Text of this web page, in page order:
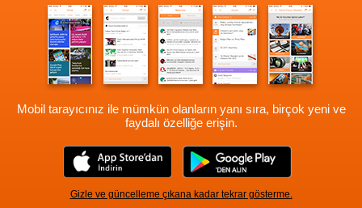
Mobil tarayıcınız ile mümkün olanların yanı sıra, birçok yeni ve
faydalı özelliğe erişin.
Gizle ve güncelleme çıkana kadar tekrar gösterme.